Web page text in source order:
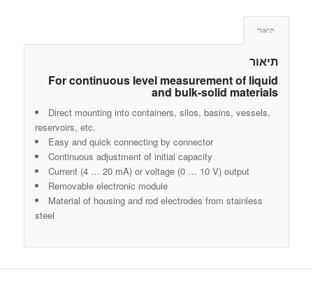
תיאור
תיאור
For continuous level measurement of liquid
and bulk-solid materials
Direct mounting into containers, silos, basins, vessels,
reservoirs, etc.
Easy and quick connecting by connector
Continuous adjustment of initial capacity
Current (4 … 20 mA) or voltage (0 … 10 V) output
Removable electronic module
Material of housing and rod electrodes from stainless
steel